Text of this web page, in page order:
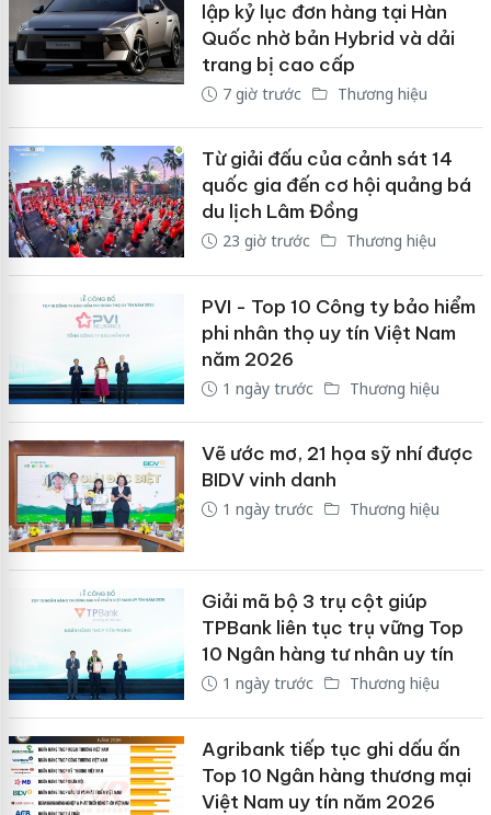
lập kỷ lục đơn hàng tại Hàn
Quốc nhờ bản Hybrid và dải
trang bị cao cấp
7 giờ trước Thương hiệu
Từ giải đấu của cảnh sát 14
quốc gia đến cơ hội quảng bá
du lịch Lâm Đồng
23 giờ trước Thương hiệu
PVI - Top 10 Công ty bảo hiểm
phi nhân thọ uy tín Việt Nam
năm 2026
1 ngày trước Thương hiệu
Vẽ ước mơ, 21 họa sỹ nhí được
BIDV vinh danh
1 ngày trước Thương hiệu
Giải mã bộ 3 trụ cột giúp
TPBank liên tục trụ vững Top
10 Ngân hàng tư nhân uy tín
1 ngày trước Thương hiệu
Agribank tiếp tục ghi dấu ấn
Top 10 Ngân hàng thương mại
Việt Nam uy tín năm 2026